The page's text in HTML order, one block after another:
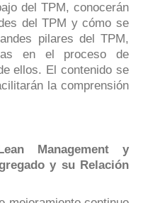
del TPM, conocerán
del TPM y cómo se
pilares del TPM,
en el proceso de
ellos. El contenido se
la comprensión
Management y
y su Relación